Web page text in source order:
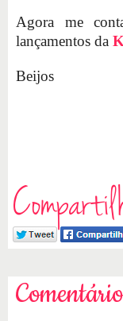
Agora me
lançamentos da
Beijos